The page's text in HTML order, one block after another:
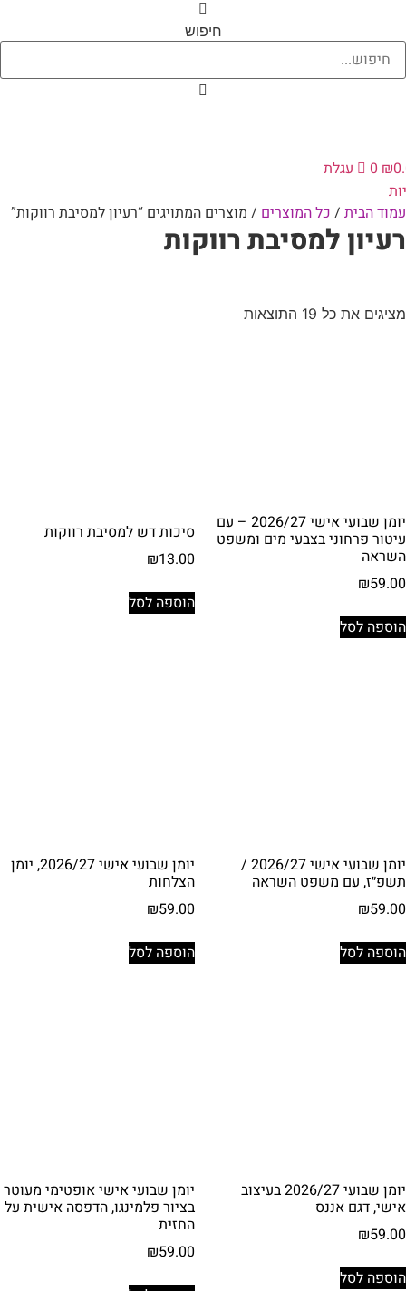
חיפוש
₪
0
עגלת
עמוד הבית / כל המוצרים / מוצרים המתויגים “רעיון למסיבת רווקות”
רעיון למסיבת רווקות
מציגים את כל ⁦19⁩ התוצאות
יומן שבועי אישי 2026/27 – עם
עיטור פרחוני בצבעי מים ומשפט
השראה
₪59.00
הוספה לסל
סיכות דש למסיבת רווקות
₪13.00
הוספה לסל
יומן שבועי אישי 2026/27 /
תשפ״ז, עם משפט השראה
₪59.00
הוספה לסל
יומן שבועי אישי 2026/27, יומן
הצלחות
₪59.00
הוספה לסל
יומן שבועי 2026/27 בעיצוב
אישי, דגם אננס
₪59.00
הוספה לסל
יומן שבועי אישי אופטימי מעוטר
בציור פלמינגו, הדפסה אישית על
החזית
₪59.00